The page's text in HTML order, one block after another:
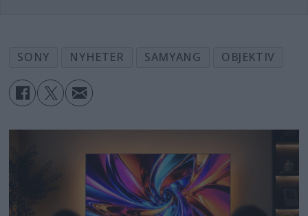
SONY NYHETER SAMYANG OBJEKTIV